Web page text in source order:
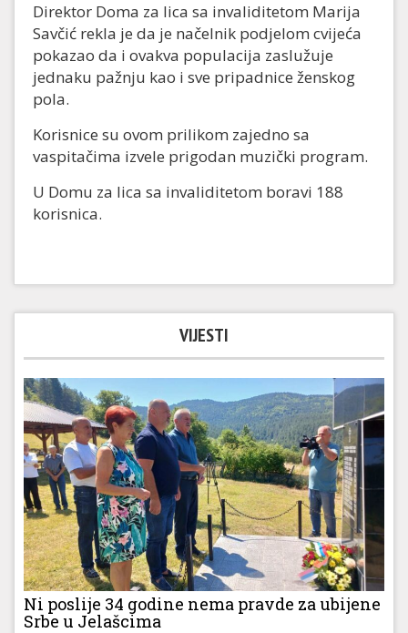
Direktor Doma za lica sa invaliditetom Marija
Savčić rekla je da je načelnik podjelom cvijeća
pokazao da i ovakva populacija zaslužuje
jednaku pažnju kao i sve pripadnice ženskog
pola.
Korisnice su ovom prilikom zajedno sa
vaspitačima izvele prigodan muzički program.
U Domu za lica sa invaliditetom boravi 188
korisnica.
VIJESTI
Ni poslije 34 godine nema pravde za ubijene
Srbe u Jelašcima